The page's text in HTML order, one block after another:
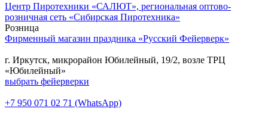
Центр Пиротехники «САЛЮТ», региональная оптово-
розничная сеть «Сибирская Пиротехника»
Розница
Фирменный магазин праздника «Русский Фейерверк»
г. Иркутск, микрорайон Юбилейный, 19/2, возле ТРЦ
«Юбилейный»
выбрать фейерверки
+7 950 071 02 71 (WhatsApp)